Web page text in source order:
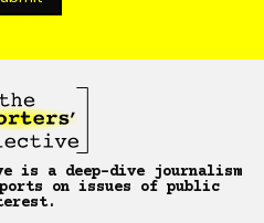
is a deep-dive journalism
on issues of public